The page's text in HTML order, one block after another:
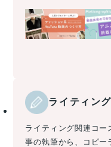
ライティング
ライティング関連コ
事の執筆から、コピー